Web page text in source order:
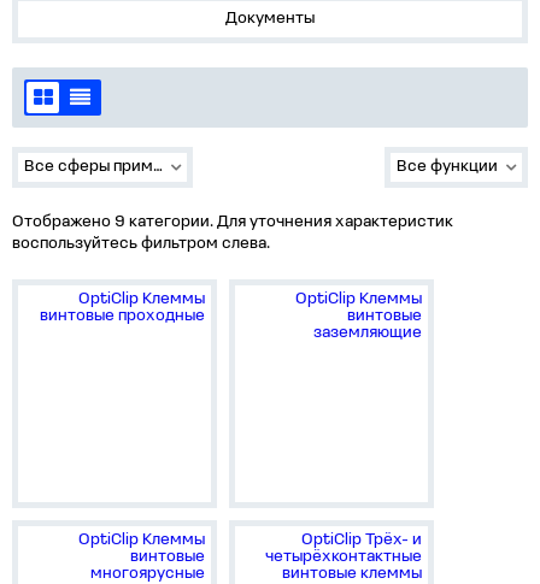
Документы
Все сферы применения Все функции
Отображено 9 категории. Для уточнения характеристик
воспользуйтесь фильтром слева.
OptiClip Клеммы
винтовые проходные
OptiClip Клеммы
винтовые
заземляющие
OptiClip Клеммы
винтовые
многоярусные
OptiClip Трёх- и
четырёхконтактные
винтовые клеммы